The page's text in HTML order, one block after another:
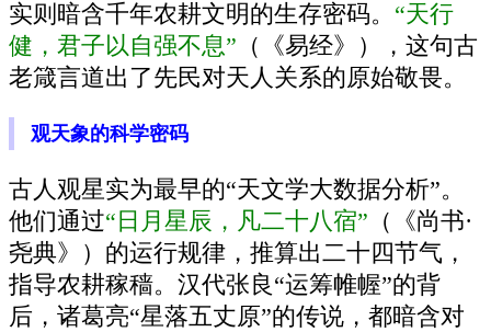
实则暗含千年农耕文明的生存密码。 “天行
健，君子以自强不息” （《易经》），这句古
老箴言道出了先民对天人关系的原始敬畏。
观天象的科学密码
古人观星实为最早的“天文学大数据分析”。
他们通过“日月星辰，凡二十八宿” （《尚书·
尧典》）的运行规律，推算出二十四节气，
指导农耕稼穑。汉代张良“运筹帷幄”的背
后，诸葛亮“星落五丈原”的传说，都暗含对